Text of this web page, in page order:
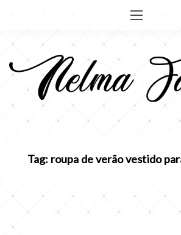
conteúdo
Tag: roupa de verão vestido